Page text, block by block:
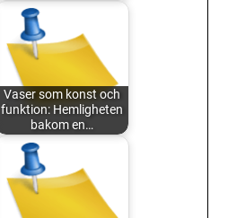
Vaser som konst och
funktion: Hemligheten
bakom en…